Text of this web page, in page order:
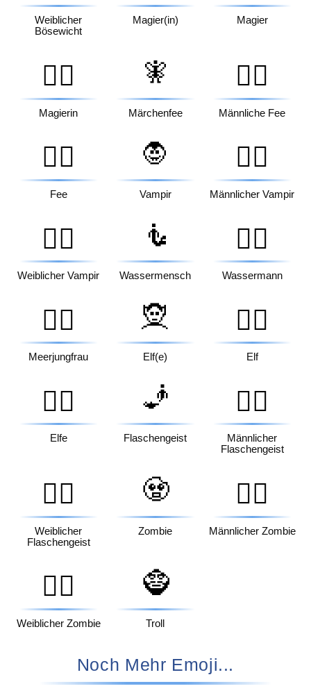
Weiblicher
Bösewicht
Magier(in) Magier
🧙‍♀️
Magierin
🧚
Märchenfee
🧚‍♂️
Männliche Fee
🧚‍♀️
Fee
🧛
Vampir
🧛‍♂️
Männlicher Vampir
🧛‍♀️
Weiblicher Vampir
🧜
Wassermensch
🧜‍♂️
Wassermann
🧜‍♀️
Meerjungfrau
🧝
Elf(e)
🧝‍♂️
Elf
🧝‍♀️
Elfe
🧞
Flaschengeist
🧞‍♂️
Männlicher
Flaschengeist
🧞‍♀️
Weiblicher
Flaschengeist
🧟
Zombie
🧟‍♂️
Männlicher Zombie
🧟‍♀️
Weiblicher Zombie
🧌
Troll
Noch Mehr Emoji...